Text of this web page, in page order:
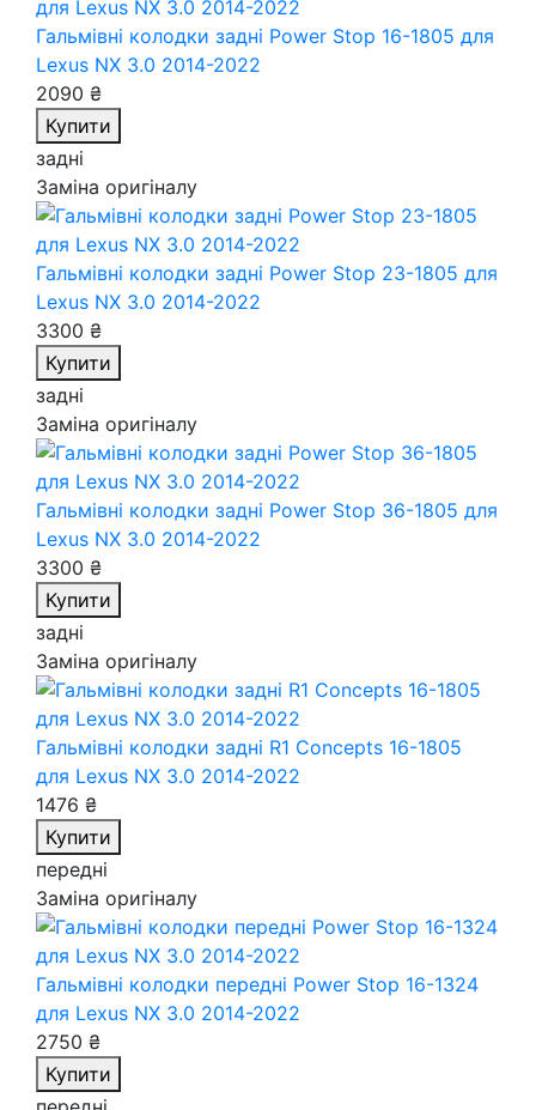
Гальмівні колодки задні Power Stop 16-1805 для
Lexus NX 3.0 2014-2022
2090 ₴
Купити
задні
Заміна оригіналу
Гальмівні колодки задні Power Stop 23-1805 для
Lexus NX 3.0 2014-2022
3300 ₴
Купити
задні
Заміна оригіналу
Гальмівні колодки задні Power Stop 36-1805 для
Lexus NX 3.0 2014-2022
3300 ₴
Купити
задні
Заміна оригіналу
Гальмівні колодки задні R1 Concepts 16-1805
для Lexus NX 3.0 2014-2022
1476 ₴
Купити
передні
Заміна оригіналу
Гальмівні колодки передні Power Stop 16-1324
для Lexus NX 3.0 2014-2022
2750 ₴
Купити